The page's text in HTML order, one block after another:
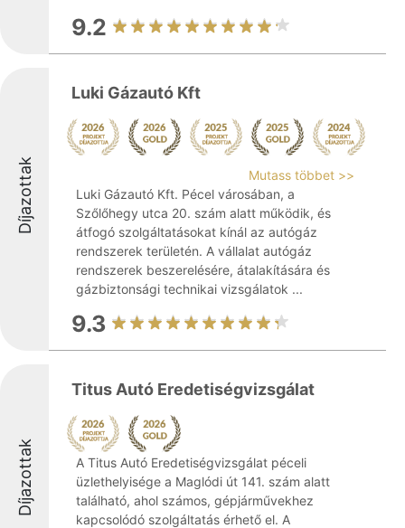
9.2
Díjazottak
Luki Gázautó Kft
Mutass többet >>
Luki Gázautó Kft. Pécel városában, a
Szőlőhegy utca 20. szám alatt működik, és
átfogó szolgáltatásokat kínál az autógáz
rendszerek területén. A vállalat autógáz
rendszerek beszerelésére, átalakítására és
gázbiztonsági technikai vizsgálatok ...
9.3
Díjazottak
Titus Autó Eredetiségvizsgálat
A Titus Autó Eredetiségvizsgálat péceli
üzlethelyisége a Maglódi út 141. szám alatt
található, ahol számos, gépjárművekhez
kapcsolódó szolgáltatás érhető el. A